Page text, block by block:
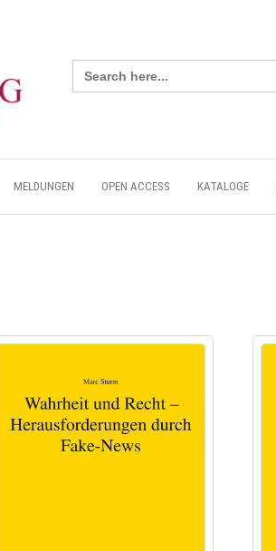
Search
for:
MELDUNGEN OPEN ACCESS KATALOGE